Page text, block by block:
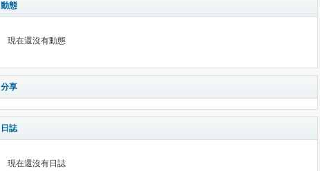
動態
現在還沒有動態
分享
日誌
現在還沒有日誌